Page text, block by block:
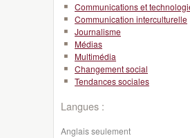
Communications et
Communication interculturelle
Journalisme
Médias
Multimédia
Changement social
Tendances sociales
Langues :
Anglais seulement